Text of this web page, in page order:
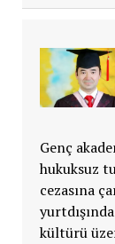
Genç
hukuksuz
cezasına
kültürü